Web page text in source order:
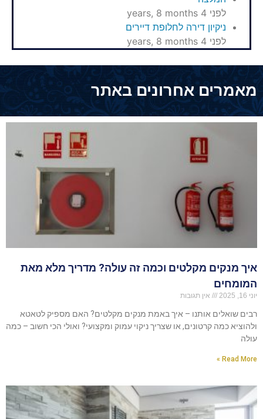
לפני 4 years, 8 months
ניקיון דירה לחלופת דיירים
לפני 4 years, 8 months
מאמרים אחרונים באתר
איך מנקים מקלטים וכמה זה עולה? מדריך מלא מאת
המומחים
יוני 16, 2025 אין תגובות
רבים שואלים אותנו – איך באמת מנקים מקלטים? האם מספיק לטאטא
ולהוציא כמה קרטונים, או שצריך ניקוי עמוק ומקצועי? ואולי הכי חשוב – כמה
עולה
Read More »